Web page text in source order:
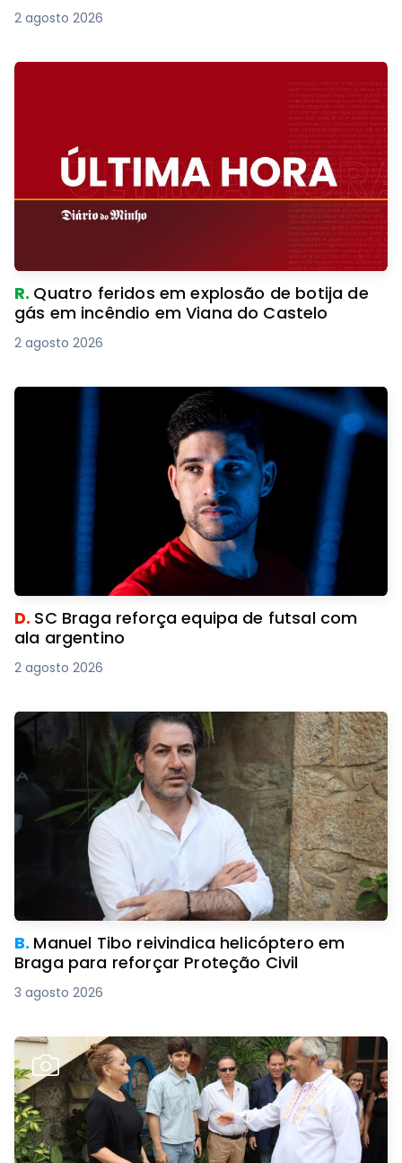
2 agosto 2026
R. Quatro feridos em explosão de botija de
gás em incêndio em Viana do Castelo
2 agosto 2026
D. SC Braga reforça equipa de futsal com
ala argentino
2 agosto 2026
B. Manuel Tibo reivindica helicóptero em
Braga para reforçar Proteção Civil
3 agosto 2026